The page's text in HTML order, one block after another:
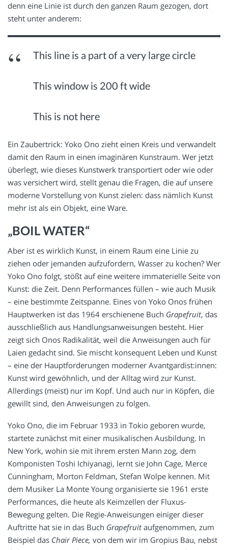
denn eine Linie ist durch den ganzen Raum gezogen, dort
steht unter anderem:
This line is a part of a very large circle
This window is 200 ft wide
This is not here
Ein Zaubertrick: Yoko Ono zieht einen Kreis und verwandelt
damit den Raum in einen imaginären Kunstraum. Wer jetzt
überlegt, wie dieses Kunstwerk transportiert oder wie oder
was versichert wird, stellt genau die Fragen, die auf unsere
moderne Vorstellung von Kunst zielen: dass nämlich Kunst
mehr ist als ein Objekt, eine Ware.
„BOIL WATER“
Aber ist es wirklich Kunst, in einem Raum eine Linie zu
ziehen oder jemanden aufzufordern, Wasser zu kochen? Wer
Yoko Ono folgt, stößt auf eine weitere immaterielle Seite von
Kunst: die Zeit. Denn Performances füllen – wie auch Musik
– eine bestimmte Zeitspanne. Eines von Yoko Onos frühen
Hauptwerken ist das 1964 erschienene Buch Grapefruit, das
ausschließlich aus Handlungsanweisungen besteht. Hier
zeigt sich Onos Radikalität, weil die Anweisungen auch für
Laien gedacht sind. Sie mischt konsequent Leben und Kunst
– eine der Hauptforderungen moderner Avantgardist:innen:
Kunst wird gewöhnlich, und der Alltag wird zur Kunst.
Allerdings (meist) nur im Kopf. Und auch nur in Köpfen, die
gewillt sind, den Anweisungen zu folgen.
Yoko Ono, die im Februar 1933 in Tokio geboren wurde,
startete zunächst mit einer musikalischen Ausbildung. In
New York, wohin sie mit ihrem ersten Mann zog, dem
Komponisten Toshi Ichiyanagi, lernt sie John Cage, Merce
Cunningham, Morton Feldman, Stefan Wolpe kennen. Mit
dem Musiker La Monte Young organisierte sie 1961 erste
Performances, die heute als Keimzellen der Fluxus-
Bewegung gelten. Die Regie-Anweisungen einiger dieser
Auftritte hat sie in das Buch Grapefruitaufgenommen, zum
Beispiel das Chair Piece, von dem wir im Gropius Bau, nebst